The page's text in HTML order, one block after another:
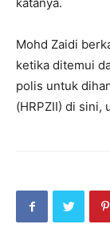
Mohd Zaidi
ketika ditemui
polis untuk
(HRPZII) di sini,